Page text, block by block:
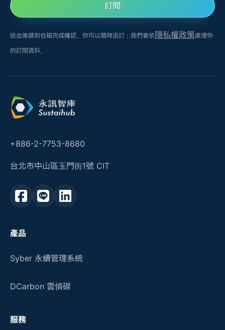
訂閱
送出後請到信箱完成確認。你可以隨時退訂；我們會依隱私權政策處理你
的訂閱資料。
+886-2-7753-8680
台北市中山區玉門街1號 CIT
產品
Syber 永續管理系統
DCarbon 雲偵碳
服務